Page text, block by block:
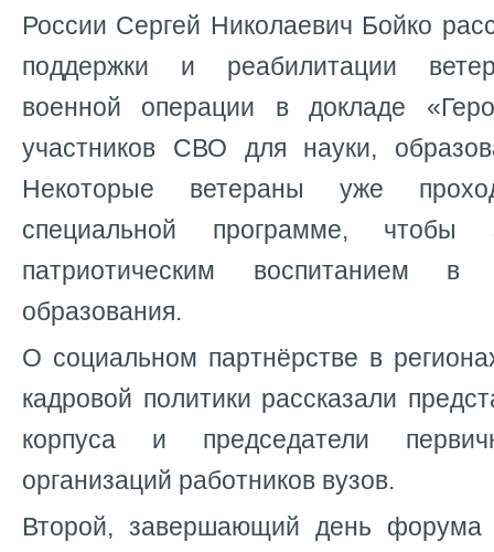
России Сергей Николаевич Бойко
поддержки и реабилитации
военной операции в докладе
участников СВО для науки,
Некоторые ветераны уже
специальной программе, чтобы
патриотическим воспитанием
образования.
О социальном партнёрстве в
кадровой политики рассказали
корпуса и председатели
организаций работников вузов.
Второй, завершающий день